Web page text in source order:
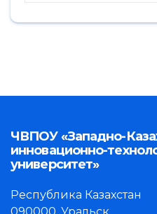
ЧВПОУ «Западно-
инновационно-
университет»
Республика Казахстан